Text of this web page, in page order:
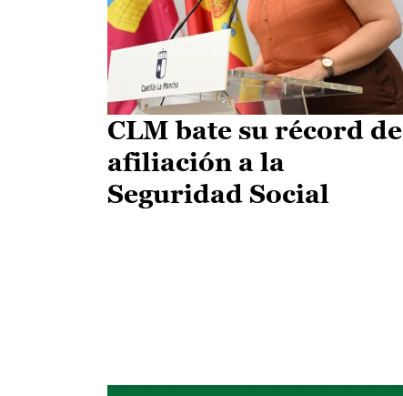
CLM bate su récord de
afiliación a la
Seguridad Social